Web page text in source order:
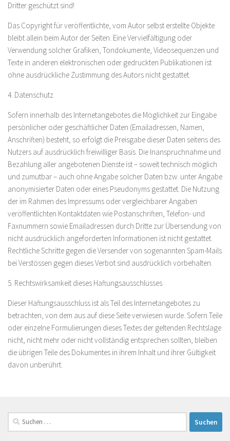
Dritter geschützt sind!
Das Copyright für veröffentlichte, vom Autor selbst erstellte Objekte
bleibt allein beim Autor der Seiten. Eine Vervielfältigung oder
Verwendung solcher Grafiken, Tondokumente, Videosequenzen und
Texte in anderen elektronischen oder gedruckten Publikationen ist
ohne ausdrückliche Zustimmung des Autors nicht gestattet.
4. Datenschutz
Sofern innerhalb des Internetangebotes die Möglichkeit zur Eingabe
persönlicher oder geschäftlicher Daten (Emailadressen, Namen,
Anschriften) besteht, so erfolgt die Preisgabe dieser Daten seitens des
Nutzers auf ausdrücklich freiwilliger Basis. Die Inanspruchnahme und
Bezahlung aller angebotenen Dienste ist – soweit technisch möglich
und zumutbar – auch ohne Angabe solcher Daten bzw. unter Angabe
anonymisierter Daten oder eines Pseudonyms gestattet. Die Nutzung
der im Rahmen des Impressums oder vergleichbarer Angaben
veröffentlichten Kontaktdaten wie Postanschriften, Telefon- und
Faxnummern sowie Emailadressen durch Dritte zur Übersendung von
nicht ausdrücklich angeforderten Informationen ist nicht gestattet.
Rechtliche Schritte gegen die Versender von sogenannten Spam-Mails
bei Verstössen gegen dieses Verbot sind ausdrücklich vorbehalten.
5. Rechtswirksamkeit dieses Haftungsausschlusses
Dieser Haftungsausschluss ist als Teil des Internetangebotes zu
betrachten, von dem aus auf diese Seite verwiesen wurde. Sofern Teile
oder einzelne Formulierungen dieses Textes der geltenden Rechtslage
nicht, nicht mehr oder nicht vollständig entsprechen sollten, bleiben
die übrigen Teile des Dokumentes in ihrem Inhalt und ihrer Gültigkeit
davon unberührt.
Suchen
nach: